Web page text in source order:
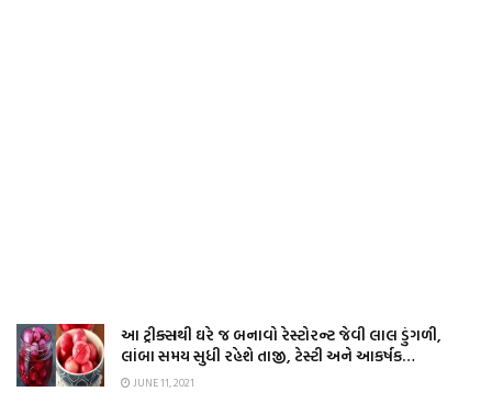
આ ટ્રીક્સથી ઘરે જ બનાવો રેસ્ટોરન્ટ જેવી લાલ ડુંગળી,
લાંબા સમય સુધી રહેશે તાજી, ટેસ્ટી અને આકર્ષક…
JUNE 11, 2021